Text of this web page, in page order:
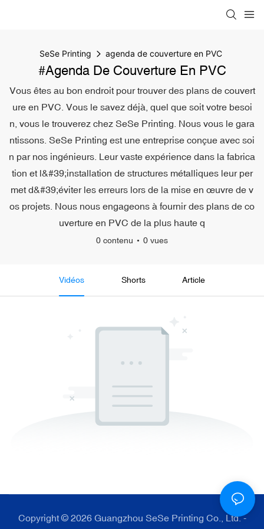
SeSe Printing agenda de couverture en PVC
#agenda De Couverture En PVC
Vous êtes au bon endroit pour trouver des plans de couvert
ure en PVC. Vous le savez déjà, quel que soit votre besoi
n, vous le trouverez chez SeSe Printing. Nous vous le gara
ntissons. SeSe Printing est une entreprise conçue avec soi
n par nos ingénieurs. Leur vaste expérience dans la fabrica
tion et l&#39;installation de structures métalliques leur per
met d&#39;éviter les erreurs lors de la mise en œuvre de v
os projets. Nous nous engageons à fournir des plans de co
uverture en PVC de la plus haute q
0 contenu 0 vues
Vidéos Shorts Article
Copyright © 2026 Guangzhou SeSe Printing Co., Ltd. -